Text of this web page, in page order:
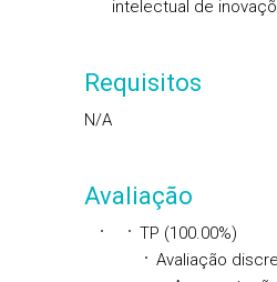
intelectual de
Requisitos
N/A
Avaliação
TP (100.00%)
Avaliação